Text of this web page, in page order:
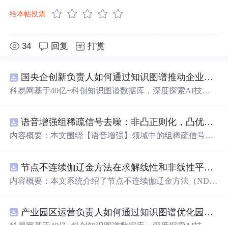
给本帖投票
34 回复 打赏
国央企创新负责人如何通过知识图谱推动企业技术创新与外部资源高效对接？.docx
科易网基于40亿+科创知识图谱数据库，深度探索AI技术
新领域的AI+数智化解决方案，推动科技创新与产业创新
智能化发展。
语音增强组稀疏信号去噪：非凸正则化，凸优化研究（Matlab代码实现）
内容概要：本文围绕【语音增强】领域中的组稀疏信号去
文章系统阐述了组稀疏信号模型的构建机制，引入非凸正
则项以更精确地逼近理想稀疏性，克服传统凸正则化在稀
实现，涵盖语音信号预处理、稀疏系数求解、去噪重构等
关键环节，并配套提供可复现的代码资源，便于研究人员
节点不连续伽辽金方法在求解线性和非线性平流方程中的一维实现（Matlab代码实现）
内容概要：本文系统介绍了节点不连续伽辽金方法（ND
种高精度、高分辨率的数值离散化技术，特别适用于对流
产业园区运营负责人如何通过知识图谱优化园区企业与科研机构的协同创新机制？.docx